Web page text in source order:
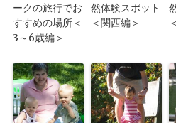
ークの旅行でお
すすめの場所＜
3～6歳編＞
然体験スポット
＜関西編＞